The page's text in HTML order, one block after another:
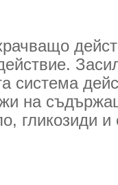
система
на
гликозиди и